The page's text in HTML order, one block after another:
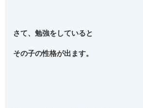
さて、勉強をしていると
その子の性格が出ます。